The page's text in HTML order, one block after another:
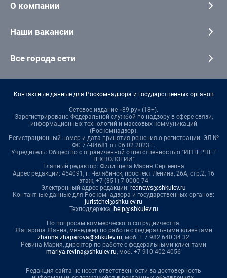
О компании
Наши вакансии
Все города сети
Контактные данные для Роскомнадзора и государственных органов
Сетевое издание «89.ру» (18+).
Зарегистрировано Федеральной службой по надзору в сфере связи,
информационных технологий и массовых коммуникаций
(Роскомнадзор).
Регистрационный номер и дата принятия решения о регистрации: ЭЛ №
ФС 77-84681 от 06.02.2023 г.
Учредитель: Общество с ограниченной ответственностью "ИНТЕРНЕТ
ТЕХНОЛОГИИ"
Главный редактор: Филипцева Мария Сергеевна
Адрес редакции: 454091, г. Челябинск, проспект Ленина, 26А, стр.2, 16
этаж, +7 (351) 7-0000-74
Электронный адрес редакции: rednews@shkulev.ru
Контактные данные для Роскомнадзора и государственных органов:
juristchel@shkulev.ru
Техподдержка: help@shkulev.ru
По вопросам коммерческого сотрудничества:
Жапарова Жанна, менеджер по работе с федеральными клиентами
zhanna.zhaparova@shkulev.ru, моб. + 7 982 640 34 32
Ревина Мария, директор по работе с федеральными клиентами
mariya.revina@shkulev.ru, моб. +7 910 402 4056
Редакция сайта не несет ответственности за достоверность